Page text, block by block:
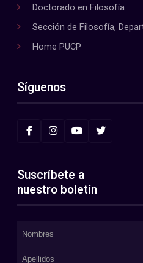
Doctorado en Filosofía
Sección de Filosofía,
Home PUCP
Síguenos
Suscríbete a
nuestro boletín